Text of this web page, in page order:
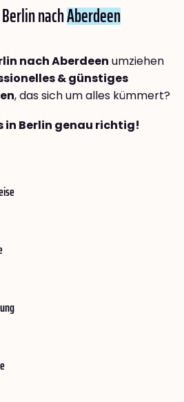
nachAberdeen
nach Aberdeen umziehen
& günstiges
, das sich um alles kümmert?
in Berlin genau richtig!